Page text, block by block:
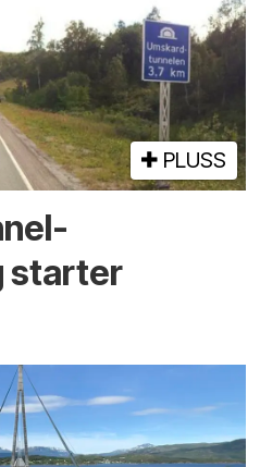
PLUSS
starter